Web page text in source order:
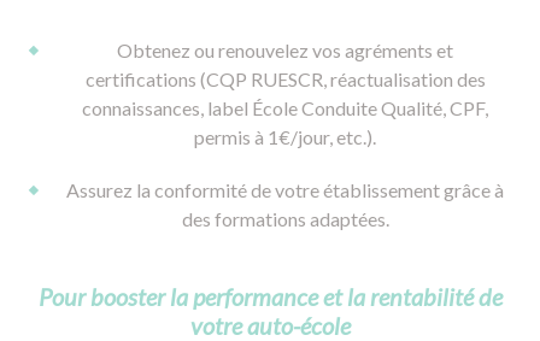
Obtenez ou renouvelez vos agréments et
certifications (CQP RUESCR, réactualisation des
connaissances, label École Conduite Qualité, CPF,
permis à 1€/jour, etc.).
Assurez la conformité de votre établissement grâce à
des formations adaptées.
Pour booster la performance et la rentabilité de
votre auto-école